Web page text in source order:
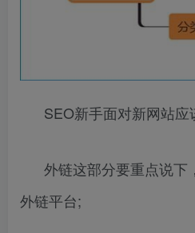
SEO新手面对新网站
外链这部分要重点说下
外链平台;